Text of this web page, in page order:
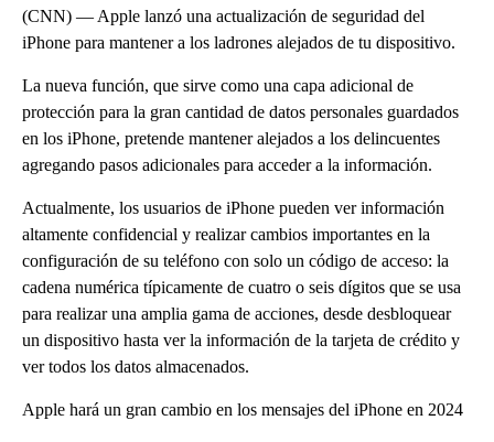
(CNN) — Apple lanzó una actualización de seguridad del
iPhone para mantener a los ladrones alejados de tu dispositivo.
La nueva función, que sirve como una capa adicional de
protección para la gran cantidad de datos personales guardados
en los iPhone, pretende mantener alejados a los delincuentes
agregando pasos adicionales para acceder a la información.
Actualmente, los usuarios de iPhone pueden ver información
altamente confidencial y realizar cambios importantes en la
configuración de su teléfono con solo un código de acceso: la
cadena numérica típicamente de cuatro o seis dígitos que se usa
para realizar una amplia gama de acciones, desde desbloquear
un dispositivo hasta ver la información de la tarjeta de crédito y
ver todos los datos almacenados.
Apple hará un gran cambio en los mensajes del iPhone en 2024